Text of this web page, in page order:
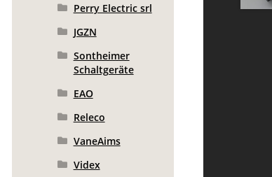
Perry Electric srl
JGZN
Sontheimer
Schaltgeräte
EAO
Releco
VaneAims
Videx